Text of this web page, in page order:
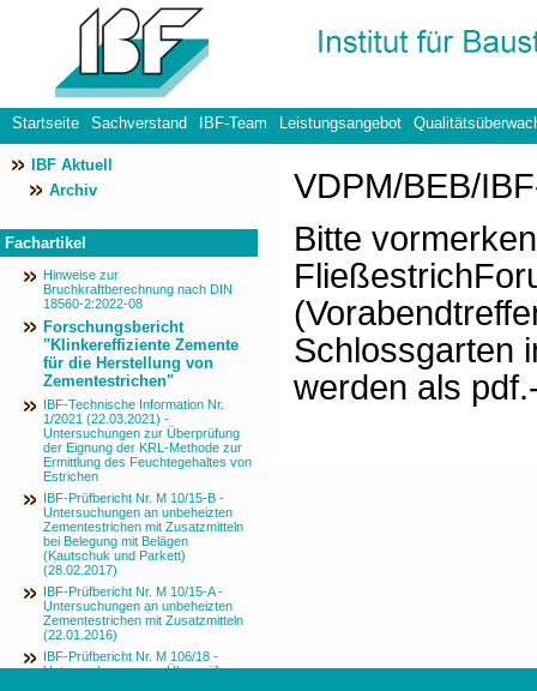
Startseite Sachverstand IBF-Team Leistungsangebot
Datenschutzerklärung
IBF Aktuell
Archiv
Fachartikel
Hinweise zur
Bruchkraftberechnung nach DIN
18560-2:2022-08
Forschungsbericht
"Klinkereffiziente Zemente
für die Herstellung von
Zementestrichen"
IBF-Technische Information Nr.
1/2021 (22.03.2021) -
Untersuchungen zur Überprüfung
der Eignung der KRL-Methode zur
Ermittlung des Feuchtegehaltes von
Estrichen
IBF-Prüfbericht Nr. M 10/15-B -
Untersuchungen an unbeheizten
Zementestrichen mit Zusatzmitteln
bei Belegung mit Belägen
(Kautschuk und Parkett)
(28.02.2017)
IBF-Prüfbericht Nr. M 10/15-A -
Untersuchungen an unbeheizten
Zementestrichen mit Zusatzmitteln
(22.01.2016)
IBF-Prüfbericht Nr. M 106/18 -
Untersuchungen zur Überprüfung
VDPM/BEB/
Bitte
Schlossgarten
werden als